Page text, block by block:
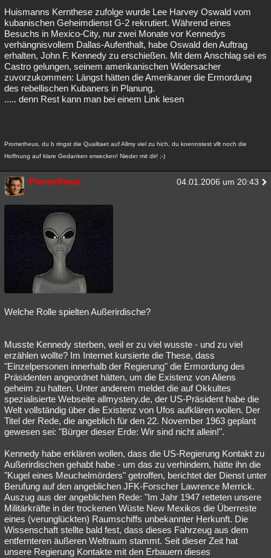
Huismanns Kernthese zufolge wurde Lee Harvey Oswald vom
kubanischen Geheimdienst G-2 rekrutiert. Während eines
Besuchs in Mexico-City, nur zwei Monate vor Kennedys
verhängnisvollem Dallas-Aufenthalt, habe Oswald den Auftrag
erhalten, John F. Kennedy zu erschießen. Mit dem Anschlag sei es
Castro gelungen, seinem amerikanischen Widersacher
zuvorzukommen: Längst hätten die Amerikaner die Ermordung
des rebellischen Kubaners in Planung.
..... denn Rest kann man bei einem Link lesen
Prometheus, du b ringst die Qualitaet auf Allmy viel zu hich, du koennstest vllt noch die
Hoffnung auf klare Gedanken erwecken! Nieder mit dir! ;-)
Prometheus 04.01.2006 um 20:43
Welche Rolle spielten Außerirdische?
Musste Kennedy sterben, weil er zu viel wusste - und zu viel
erzählen wollte? Im Internet kursierte die These, dass
"Einzelpersonen innerhalb der Regierung" die Ermordung des
Präsidenten angeordnet hätten, um die Existenz von Aliens
geheim zu halten. Unter anderem meldet die auf Okkultes
spezialisierte Webseite allmystery.de, der US-Präsident habe die
Welt vollständig über die Existenz von Ufos aufklären wollen. Der
Titel der Rede, die angeblich für den 22. November 1963 geplant
gewesen sei: "Bürger dieser Erde: Wir sind nicht allein!".
Kennedy habe erklären wollen, dass die US-Regierung Kontakt zu
Außerirdischen gehabt habe - um das zu verhindern, hätte ihn die
"Kugel eines Meuchelmörders" getroffen, berichtet der Dienst unter
Berufung auf den angeblichen JFK-Forscher Lawrence Merrick.
Auszug aus der angeblichen Rede: "Im Jahr 1947 retteten unsere
Militärkräfte in der trockenen Wüste New Mexikos die Überreste
eines (verunglückten) Raumschiffs unbekannter Herkunft. Die
Wissenschaft stellte bald fest, dass dieses Fahrzeug aus dem
entfernteren äußeren Weltraum stammt. Seit dieser Zeit hat
unsere Regierung Kontakte mit den Erbauern dieses